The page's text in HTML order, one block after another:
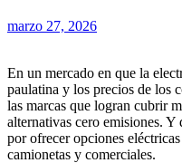
marzo 27, 2026
En un mercado en que la
paulatina y los precios de los
las marcas que logran cubrir
alternativas cero emisiones. Y
por ofrecer opciones
camionetas y comerciales.